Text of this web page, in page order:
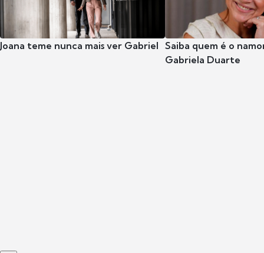
Joana teme nunca mais ver Gabriel Saiba quem é o
Gabriela Duarte